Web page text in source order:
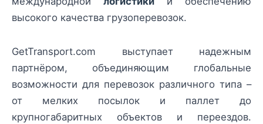
высокого качества грузоперевозок.
GetTransport.com выступает надежным
партнёром, объединяющим глобальные
возможности для перевозок различного типа –
от мелких посылок и паллет до
крупногабаритных объектов и переездов.